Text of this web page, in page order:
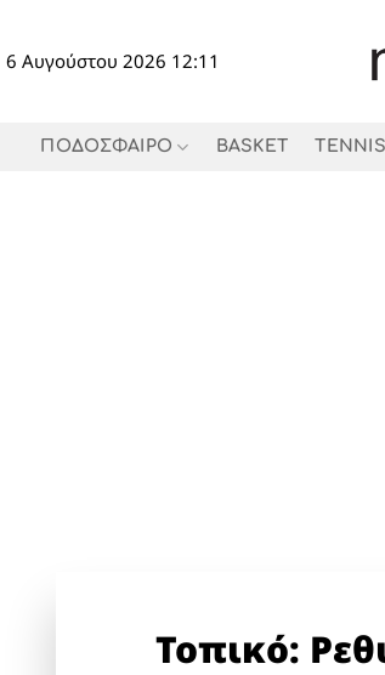
6 Αυγούστου 2026 12:11
ΠΟΔΟΣΦΑΙΡΟ BASKET TENNIS
Τοπικό: